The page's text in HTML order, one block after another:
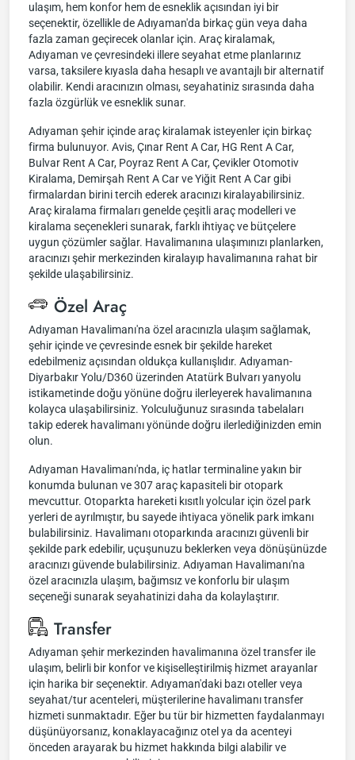
ulaşım, hem konfor hem de esneklik açısından iyi bir
seçenektir, özellikle de Adıyaman'da birkaç gün veya daha
fazla zaman geçirecek olanlar için. Araç kiralamak,
Adıyaman ve çevresindeki illere seyahat etme planlarınız
varsa, taksilere kıyasla daha hesaplı ve avantajlı bir alternatif
olabilir. Kendi aracınızın olması, seyahatiniz sırasında daha
fazla özgürlük ve esneklik sunar.
Adıyaman şehir içinde araç kiralamak isteyenler için birkaç
firma bulunuyor. Avis, Çınar Rent A Car, HG Rent A Car,
Bulvar Rent A Car, Poyraz Rent A Car, Çevikler Otomotiv
Kiralama, Demirşah Rent A Car ve Yiğit Rent A Car gibi
firmalardan birini tercih ederek aracınızı kiralayabilirsiniz.
Araç kiralama firmaları genelde çeşitli araç modelleri ve
kiralama seçenekleri sunarak, farklı ihtiyaç ve bütçelere
uygun çözümler sağlar. Havalimanına ulaşımınızı planlarken,
aracınızı şehir merkezinden kiralayıp havalimanına rahat bir
şekilde ulaşabilirsiniz.
Özel Araç
Adıyaman Havalimanı'na özel aracınızla ulaşım sağlamak,
şehir içinde ve çevresinde esnek bir şekilde hareket
edebilmeniz açısından oldukça kullanışlıdır. Adıyaman-
Diyarbakır Yolu/D360 üzerinden Atatürk Bulvarı yanyolu
istikametinde doğu yönüne doğru ilerleyerek havalimanına
kolayca ulaşabilirsiniz. Yolculuğunuz sırasında tabelaları
takip ederek havalimanı yönünde doğru ilerlediğinizden emin
olun.
Adıyaman Havalimanı'nda, iç hatlar terminaline yakın bir
konumda bulunan ve 307 araç kapasiteli bir otopark
mevcuttur. Otoparkta hareketi kısıtlı yolcular için özel park
yerleri de ayrılmıştır, bu sayede ihtiyaca yönelik park imkanı
bulabilirsiniz. Havalimanı otoparkında aracınızı güvenli bir
şekilde park edebilir, uçuşunuzu beklerken veya dönüşünüzde
aracınızı güvende bulabilirsiniz. Adıyaman Havalimanı'na
özel aracınızla ulaşım, bağımsız ve konforlu bir ulaşım
seçeneği sunarak seyahatinizi daha da kolaylaştırır.
Transfer
Adıyaman şehir merkezinden havalimanına özel transfer ile
ulaşım, belirli bir konfor ve kişiselleştirilmiş hizmet arayanlar
için harika bir seçenektir. Adıyaman'daki bazı oteller veya
seyahat/tur acenteleri, müşterilerine havalimanı transfer
hizmeti sunmaktadır. Eğer bu tür bir hizmetten faydalanmayı
düşünüyorsanız, konaklayacağınız otel ya da acenteyi
önceden arayarak bu hizmet hakkında bilgi alabilir ve